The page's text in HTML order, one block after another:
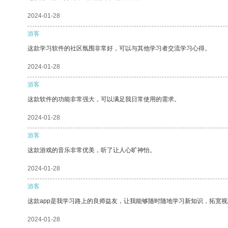
2024-01-28
游客
这款学习软件的社区氛围非常好，可以与其他学习者交流学习心得。
2024-01-28
游客
这款软件的功能非常强大，可以满足我日常使用的需求。
2024-01-28
游客
这款游戏的音乐非常优美，听了让人心旷神怡。
2024-01-28
游客
这款app是我学习路上的良师益友，让我能够随时随地学习新知识，拓宽
2024-01-28